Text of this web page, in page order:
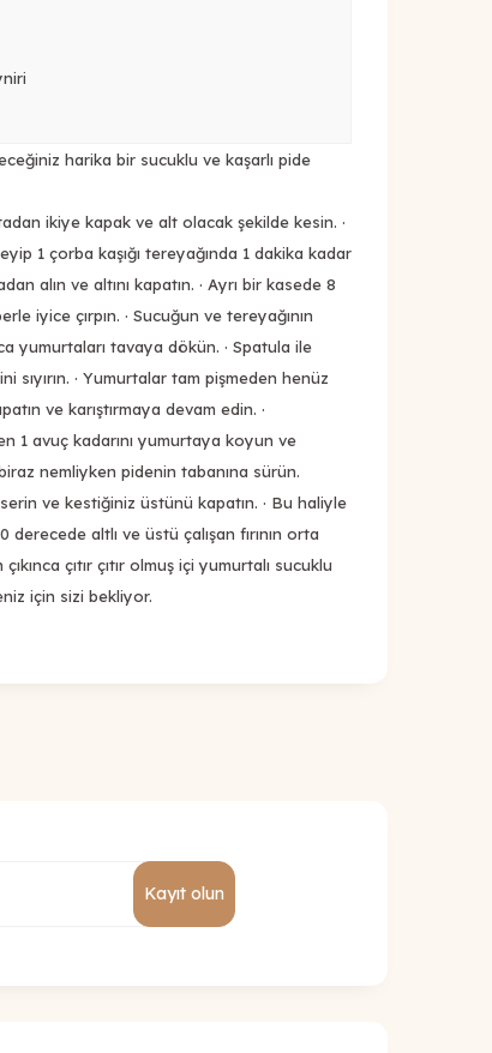
harika bir sucuklu ve kaşarlı pide
ikiye kapak ve alt olacak şekilde kesin. ·
1 çorba kaşığı tereyağında 1 dakika kadar
alın ve altını kapatın. · Ayrı bir kasede 8
iyice çırpın. · Sucuğun ve tereyağının
yumurtaları tavaya dökün. · Spatula ile
· Yumurtalar tam pişmeden henüz
ve karıştırmaya devam edin. ·
1 avuç kadarını yumurtaya koyun ve
nemliyken pidenin tabanına sürün.
ve kestiğiniz üstünü kapatın. · Bu haliyle
altlı ve üstü çalışan fırının orta
çıtır çıtır olmuş içi yumurtalı sucuklu
için sizi bekliyor.
Kayıt olun